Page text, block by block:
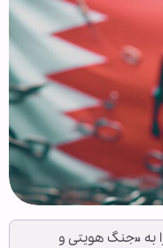
را به «جنگ هویتی و